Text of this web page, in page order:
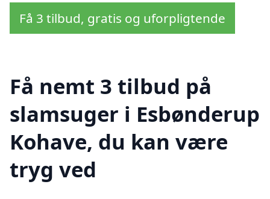
Få 3 tilbud, gratis og uforpligtende
Få nemt 3 tilbud på
slamsuger i Esbønderup
Kohave, du kan være
tryg ved